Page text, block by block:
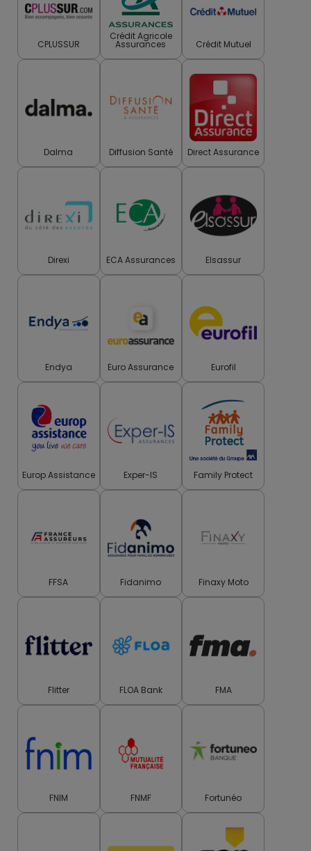
CPLUSSUR
Crédit Agricole
Assurances Crédit Mutuel
Dalma Diffusion Santé Direct Assurance
Direxi ECA Assurances Elsassur
Endya Euro Assurance Eurofil
Europ Assistance Exper-IS Family Protect
FFSA Fidanimo Finaxy Moto
Flitter FLOA Bank FMA
FNIM FNMF Fortunéo